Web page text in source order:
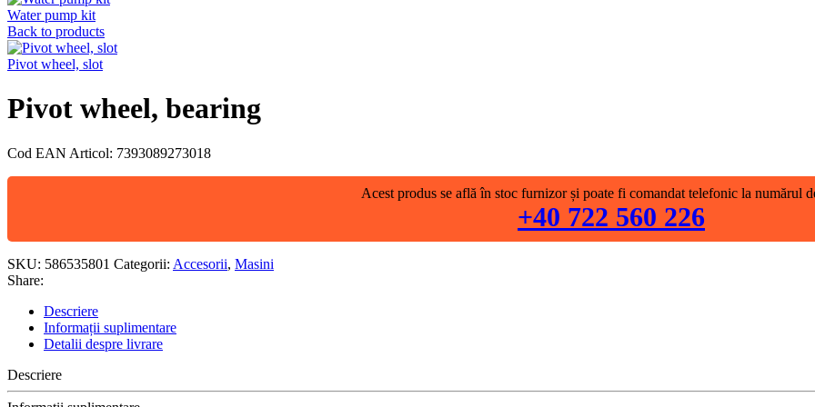
Water pump kit
Back to products
Pivot wheel, slot
Pivot wheel, bearing
Cod EAN Articol: 7393089273018
Acest produs se află în stoc furnizor și poate fi comandat telefonic la numărul
+40 722 560 226
SKU: 586535801 Categorii: Accesorii, Masini
Share:
Descriere
Informații suplimentare
Detalii despre livrare
Descriere